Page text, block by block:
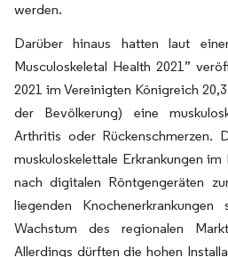
werden.
Darüber hinaus hatten laut
Musculoskeletal Health 2021”
2021 im Vereinigten Königreich
der Bevölkerung) eine
Arthritis oder Rückenschmerzen.
muskuloskelettale Erkrankungen
nach digitalen Röntgengeräten
liegenden
Wachstum des regionalen
Allerdings dürften die hohen